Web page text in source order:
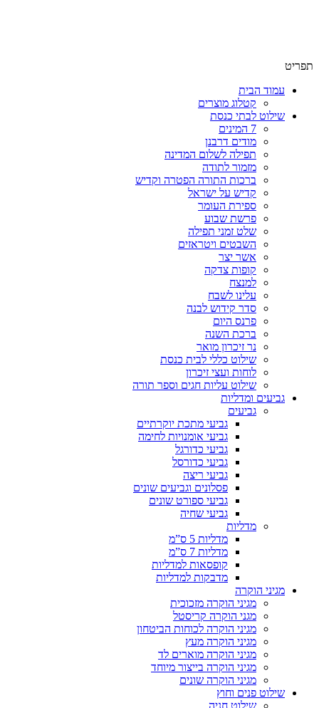
תפריט
עמוד הבית
קטלוג מוצרים
שילוט לבתי כנסת
7 המינים
מודים דרבנן
תפילה לשלום המדינה
מזמור לתודה
ברכות התורה הפטרה וקדיש
קדיש על ישראל
ספירת העומר
פרשת שבוע
שלט זמני תפילה
השבטים ויטראזים
אשר יצר
קופות צדקה
למנצח
עלינו לשבח
סדר קידוש לבנה
פרנס היום
ברכת השנה
נר זיכרון מואר
שילוט כללי לבית כנסת
לוחות ועצי זיכרון
שילוט עליות חגים וספר תורה
גביעים ומדליות
גביעים
גביעי מתכת יוקרתיים
גביעי אומנויות לחימה
גביעי כדורגל
גביעי כדורסל
גביעי ריצה
פסלונים וגביעים שונים
גביעי ספורט שונים
גביעי שחיה
מדליות
מדליות 5 ס”מ
מדליות 7 ס”מ
קופסאות למדליות
מדבקות למדליות
מגיני הוקרה
מגיני הוקרה מזכוכית
מגני הוקרה קריסטל
מגיני הוקרה לכוחות הביטחון
מגיני הוקרה מעץ
מגיני הוקרה מוארים לד
מגיני הוקרה בייצור מיוחד
מגיני הוקרה שונים
שילוט פנים וחוץ
שילוט חניה